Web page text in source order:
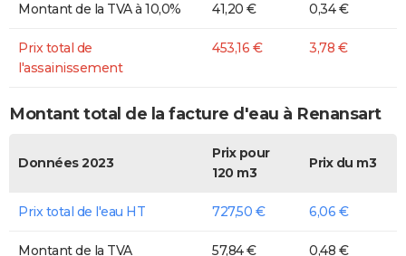
Montant de la TVA à 10,0% 41,20 € 0,34 €
Prix total de
l'assainissement
453,16 € 3,78 €
Montant total de la facture d'eau à Renansart
Données 2023
Prix pour
120 m3
Prix du m3
Prix total de l'eau HT 727,50 € 6,06 €
Montant de la TVA 57,84 € 0,48 €